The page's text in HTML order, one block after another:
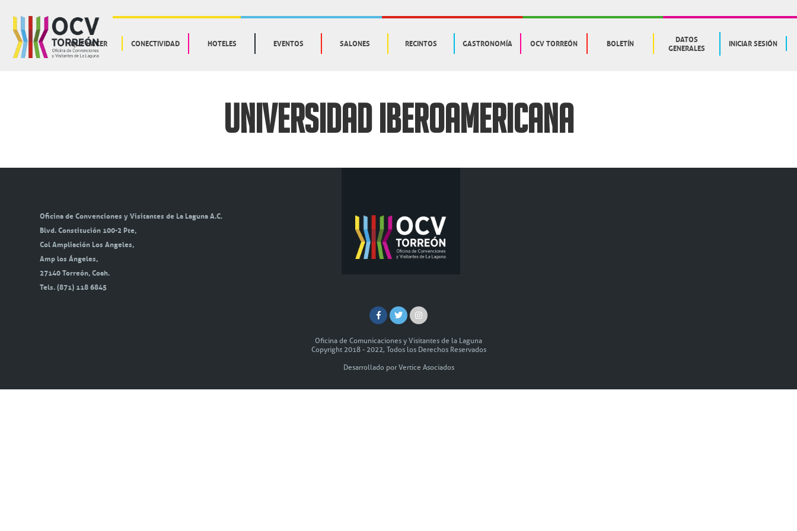
QUE HACER CONECTIVIDAD HOTELES EVENTOS SALONES RECINTOS GASTRONOMÍA OCV TORREÓN BOLETÍN
DATOS
GENERALES
INICIAR SESIÓN
UNIVERSIDAD IBEROAMERICANA
Oficina de Convenciones y Visitantes de La Laguna A.C.
Blvd. Constitución 100-2 Pte,
Col Ampliación Los Angeles,
Amp los Ángeles,
27140 Torreón, Coah.
Tels. (871) 118 6845
Oficina de Comunicaciones y Visitantes de la Laguna
Copyright 2018 - 2022, Todos los Derechos Reservados
Desarrollado por Vertice Asociados